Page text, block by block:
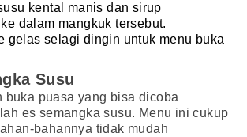
kental manis dan sirup
ke dalam mangkuk tersebut.
gelas selagi dingin untuk menu buka
Susu
buka puasa yang bisa dicoba
es semangka susu. Menu ini cukup
bahannya tidak mudah